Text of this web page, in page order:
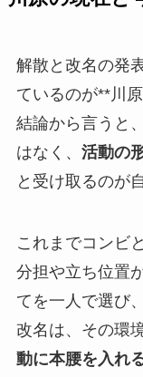
解散と改名の発
ているのが**川
結論から言うと
はなく、 活動の
と受け取るのが
これまでコンビ
分担や立ち位置
てを一人で選び
改名は、その環
動に本腰を入れ